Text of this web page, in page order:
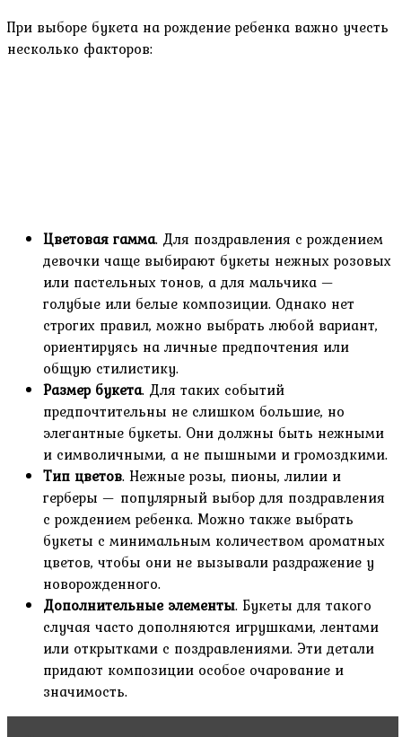
При выборе букета на рождение ребенка важно учесть
несколько факторов:
Цветовая гамма. Для поздравления с рождением
девочки чаще выбирают букеты нежных розовых
или пастельных тонов, а для мальчика —
голубые или белые композиции. Однако нет
строгих правил, можно выбрать любой вариант,
ориентируясь на личные предпочтения или
общую стилистику.
Размер букета. Для таких событий
предпочтительны не слишком большие, но
элегантные букеты. Они должны быть нежными
и символичными, а не пышными и громоздкими.
Тип цветов. Нежные розы, пионы, лилии и
герберы — популярный выбор для поздравления
с рождением ребенка. Можно также выбрать
букеты с минимальным количеством ароматных
цветов, чтобы они не вызывали раздражение у
новорожденного.
Дополнительные элементы. Букеты для такого
случая часто дополняются игрушками, лентами
или открытками с поздравлениями. Эти детали
придают композиции особое очарование и
значимость.